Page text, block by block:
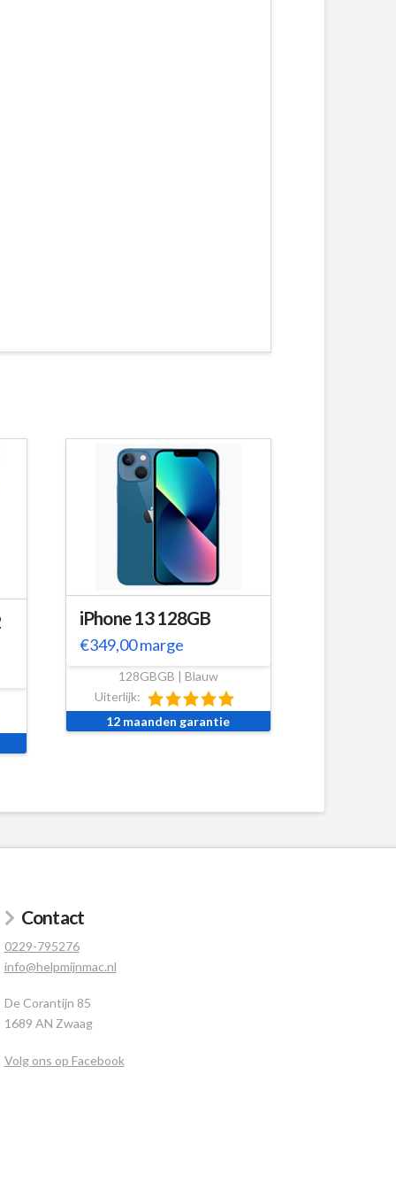
iPhone 13 128GB
€349,00marge
128GBGB | Blauw
Uiterlijk:
12 maanden garantie
Contact
0229-795276
info@helpmijnmac.nl
De Corantijn 85
1689 AN Zwaag
Volg ons op Facebook